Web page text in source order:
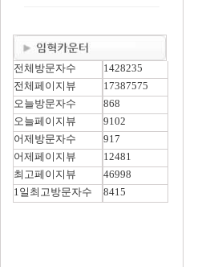
전체방문자수
1428235
전체페이지뷰
17387575
오늘방문자수
868
오늘페이지뷰
9102
어제방문자수
917
어제페이지뷰
12481
최고페이지뷰
46998
1일최고방문자수
8415